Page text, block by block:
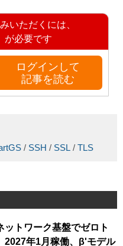
いただくには、
が必要です
ログインして
記事を読む
/ SSH / SSL / TLS
ットワーク基盤でゼロト
2027年1月稼働、β'モデル